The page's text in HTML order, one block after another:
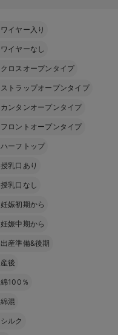
ワイヤー入り
ワイヤーなし
クロスオープンタイプ
ストラップオープンタイプ
カンタンオープンタイプ
フロントオープンタイプ
ハーフトップ
授乳口あり
授乳口なし
妊娠初期から
妊娠中期から
出産準備&後期
産後
綿100％
綿混
シルク